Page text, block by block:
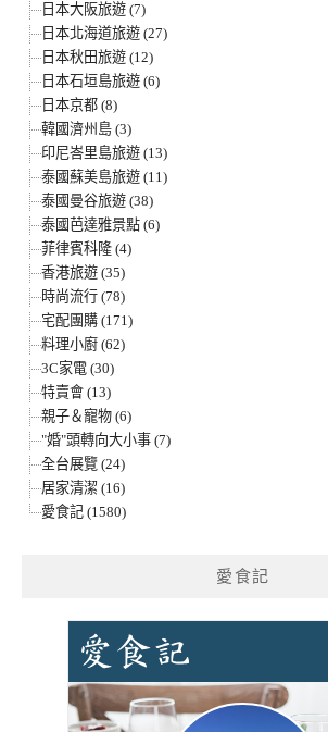
日本大阪旅遊 (7)
日本北海道旅遊 (27)
日本秋田旅遊 (12)
日本石垣島旅遊 (6)
日本京都 (8)
韓國濟州島 (3)
印尼峇里島旅遊 (13)
泰國蘇美島旅遊 (11)
泰國曼谷旅遊 (38)
泰國芭達雅景點 (6)
菲律賓科隆 (4)
香港旅遊 (35)
時尚流行 (78)
宅配團購 (171)
料理小廚 (62)
3C家電 (30)
特賣會 (13)
親子＆寵物 (6)
"婚"頭轉向大小事 (7)
全台展覽 (24)
居家清潔 (16)
愛食記 (1580)
愛食記